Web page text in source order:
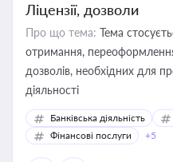
Ліцензії, дозволи
Про що тема: Тема
отримання,
дозволів, необхідних для
діяльності
Банківська діяльність
Фінансові послуги
+5